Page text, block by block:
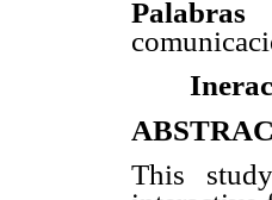
Palabras
This